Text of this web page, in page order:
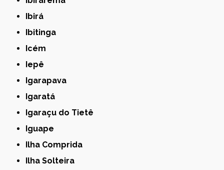
Ibirá
Ibitinga
Icém
Iepê
Igarapava
Igaratá
Igaraçu do Tietê
Iguape
Ilha Comprida
Ilha Solteira